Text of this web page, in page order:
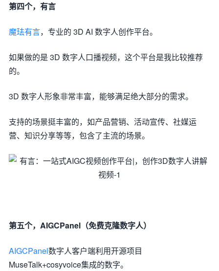
第四个，有言
魔珐有言，专业的 3D AI 数字人创作平台。
如果做的是 3D 数字人口播视频，这个平台是我比较推荐
的。
3D 数字人形象非常丰富，能够满足绝大部分的需求。
支持的场景挺丰富的，如产品营销、活动宣传、社媒运
营、知识分享等等，包含了主流的场景。
第五个，AIGCPanel（免费克隆数字人）
AIGCPanel数字人客户端利用开源项目
MuseTalk+cosyvoice集成的数字。